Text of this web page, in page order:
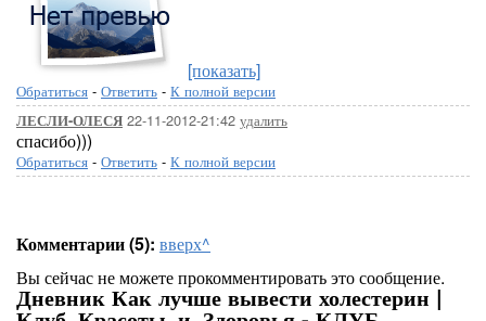
[показать]
Обратиться - Ответить - К полной версии
ЛЕСЛИ-ОЛЕСЯ 22-11-2012-21:42 удалить
спасибо)))
Обратиться - Ответить - К полной версии
Комментарии (5): вверх^
Вы сейчас не можете прокомментировать это сообщение.
Дневник Как лучше вывести холестерин |